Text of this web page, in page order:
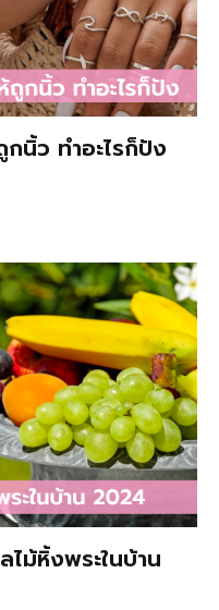
นิ้ว ทำอะไรก็ปัง
ม้หิ้งพระในบ้าน